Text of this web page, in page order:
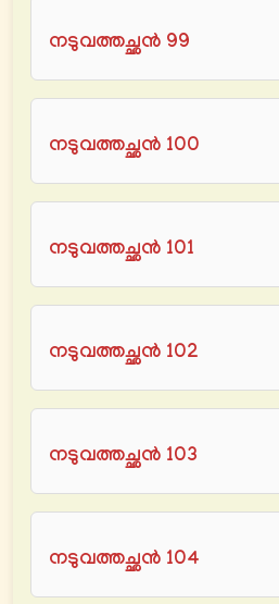
നടുവത്തച്ഛൻ 99
നടുവത്തച്ഛൻ 100
നടുവത്തച്ഛൻ 101
നടുവത്തച്ഛൻ 102
നടുവത്തച്ഛൻ 103
നടുവത്തച്ഛൻ 104